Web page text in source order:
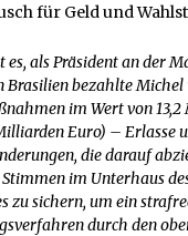
für Geld und
es, als Präsident an der
Brasilien bezahlte Michel
im Wert von
Euro) – Erlasse
die darauf
im Unterhaus
zu sichern, um ein
durch den